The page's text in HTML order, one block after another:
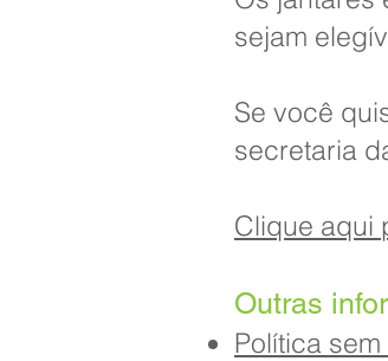
sejam
Se você
secretaria
Clique aqui
Outras
Política